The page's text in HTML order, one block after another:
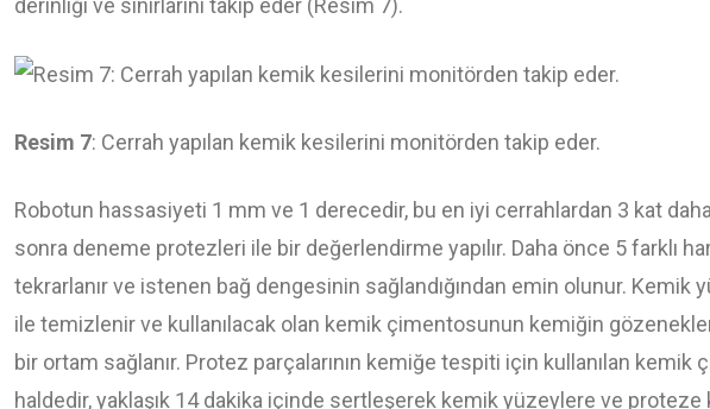
derinliği ve sınırlarını takip eder (Resim 7).
Resim 7: Cerrah yapılan kemik kesilerini monitörden takip eder.
Robotun hassasiyeti 1 mm ve 1 derecedir, bu en iyi cerrahlardan 3 kat
sonra deneme protezleri ile bir değerlendirme yapılır. Daha önce 5 farklı
tekrarlanır ve istenen bağ dengesinin sağlandığından emin olunur. Kemik
ile temizlenir ve kullanılacak olan kemik çimentosunun kemiğin
bir ortam sağlanır. Protez parçalarının kemiğe tespiti için kullanılan kemik
haldedir, yaklaşık 14 dakika içinde sertleşerek kemik yüzeylere ve